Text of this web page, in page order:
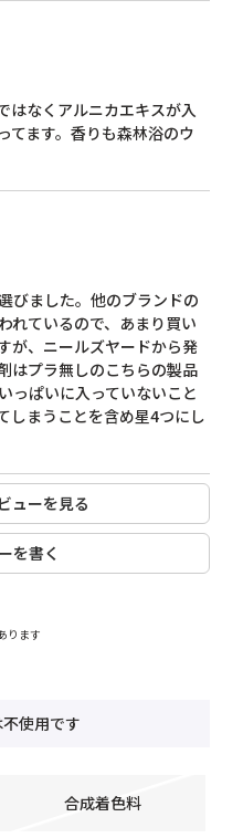
はなくアルニカエキスが入
てます。香りも森林浴のウ
びました。他のブランドの
れているので、あまり買い
が、ニールズヤードから発
はプラ無しのこちらの製品
っぱいに入っていないこと
しまうことを含め星4つにし
ューを見る
を書く
ります
使用です
合成着色料